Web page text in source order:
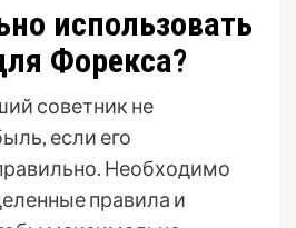
использовать
Форекса?
советник не
если его
Необходимо
правила и